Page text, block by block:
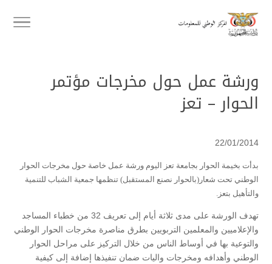
ورشة عمل حول مخرجات مؤتمر
الحوار – تعز
22/01/2014
بدأت بخيمة الحوار بجامعة تعز اليوم ورشة عمل خاصة حول مخرجات الحوار
الوطني تحت شعار(بالحوار نصنع المستقبل) تنظمها جمعية الشباب للتنمية
والتأهيل بتعز.
تهدف الورشة على مدى ثلاثة أيام إلى تعريف 32 من خطباء المساجد
والإعلاميين والمعلمين التربويين بطرق مناصرة مخرجات الحوار الوطني
والتوعية بها في أوساط الناس من خلال التركيز على مراحل الحوار
الوطني وأهدافه ومخرجات واليات ضمان تنفيذها إضافة إلى كيفية